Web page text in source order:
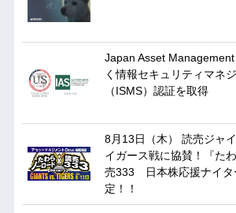
Japan Asset
く情報セキュリティマネ
（ISMS）認証を取得
8月13日（木） 読売ジャ
イガース戦に協賛！『た
売333 日本株応援ナイタ
定！！